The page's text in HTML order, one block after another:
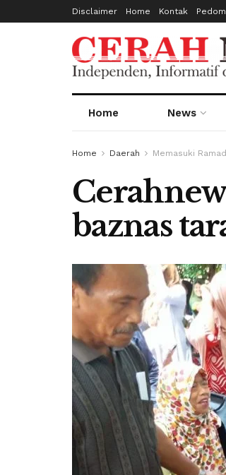
Disclaimer Home Kontak
Home News
Home Daerah Memasuki
baznas